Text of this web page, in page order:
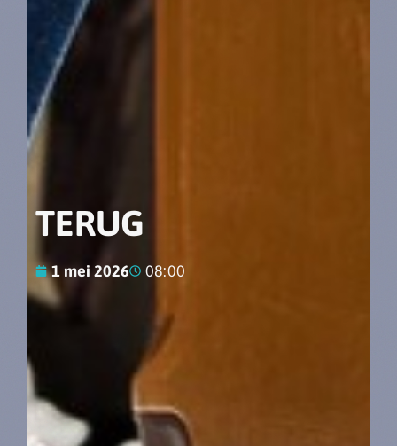
TERUG
1 mei 2026 08:00